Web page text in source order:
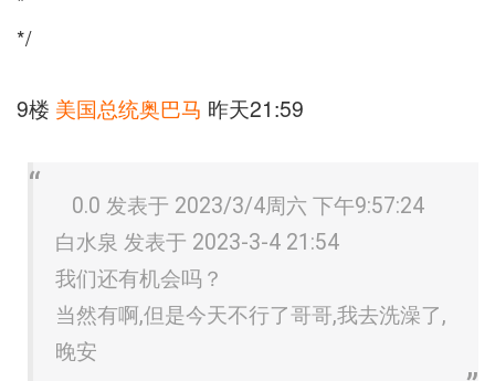
*/
9楼 美国总统奥巴马 昨天21:59
0.0 发表于 2023/3/4周六 下午9:57:24
白水泉 发表于 2023-3-4 21:54
我们还有机会吗？
当然有啊,但是今天不行了哥哥,我去洗澡了,
晚安